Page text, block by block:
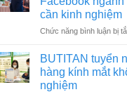
cần kinh nghiệm
Chức năng bình luận bị
BUTITAN tuyển
hàng kính mắt
nghiệm